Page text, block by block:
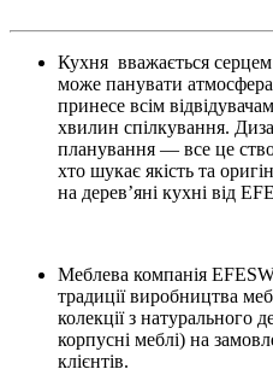
Кухня вважається
може панувати
принесе всім
хвилин спілкування.
планування — все це
хто шукає якість та
на дерев’яні кухні від
Меблева компанія
традиції виробництва
колекції з
корпусні меблі) на
клієнтів.